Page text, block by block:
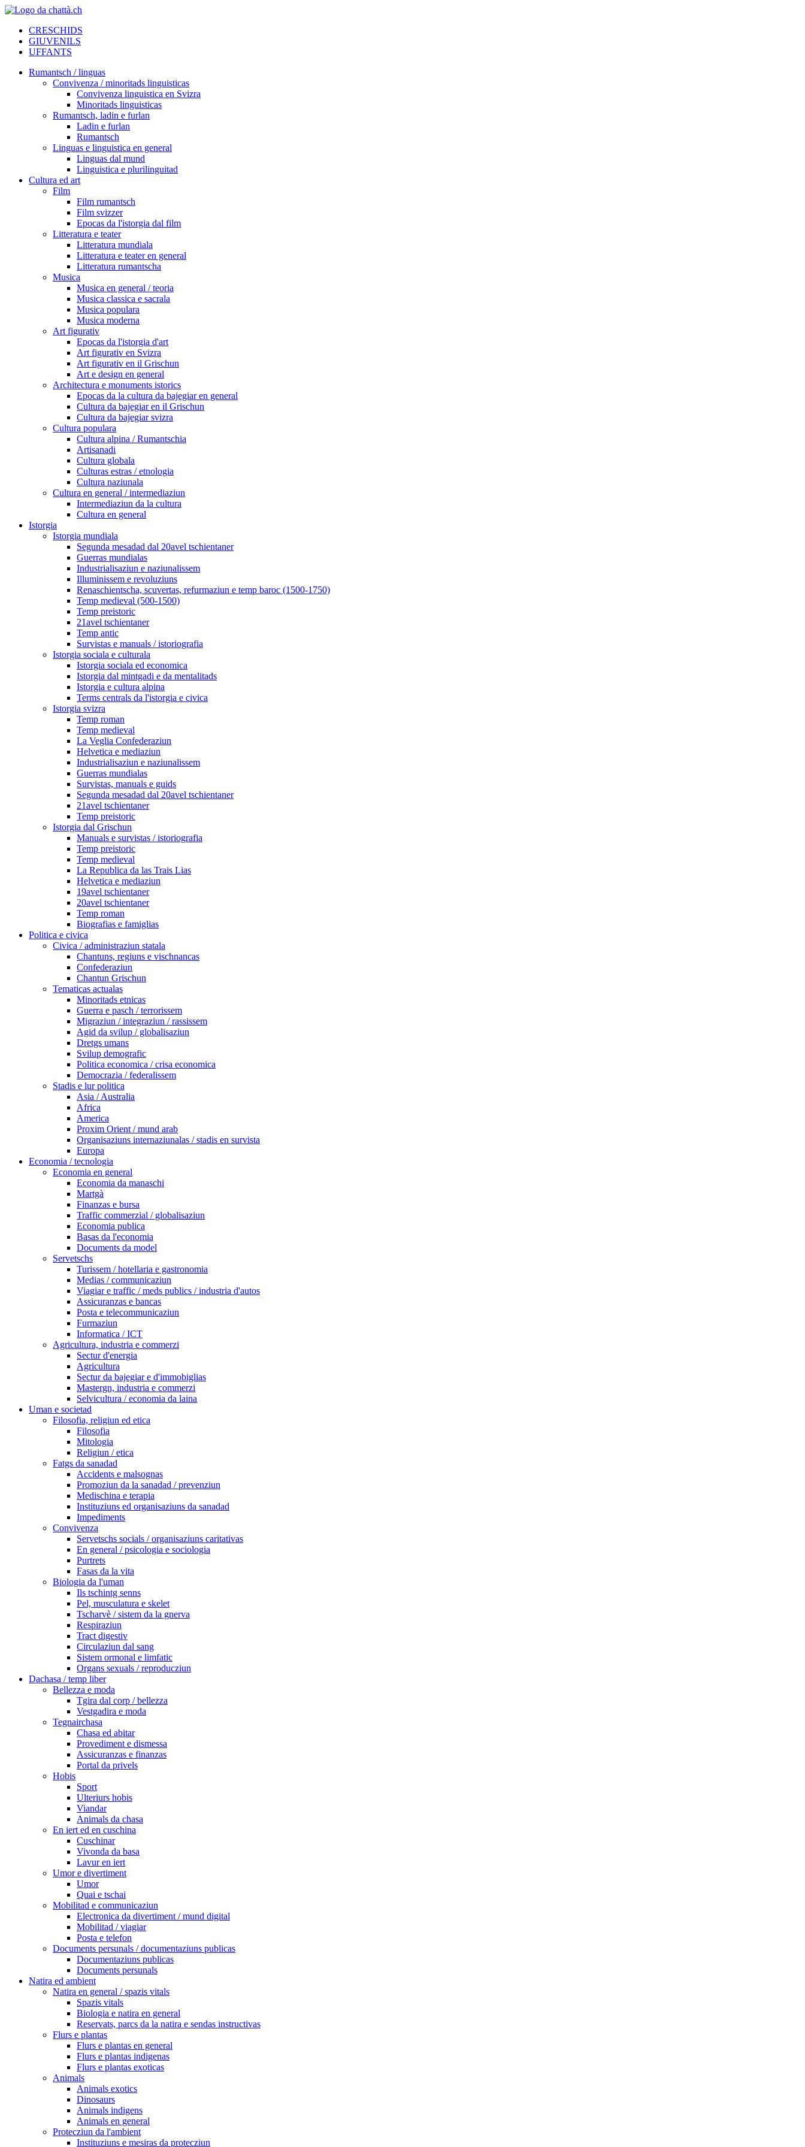
CRESCHIDS
GIUVENILS
UFFANTS
Rumantsch / linguas
Convivenza / minoritads linguisticas
Convivenza linguistica en Svizra
Minoritads linguisticas
Rumantsch, ladin e furlan
Ladin e furlan
Rumantsch
Linguas e linguistica en general
Linguas dal mund
Linguistica e plurilinguitad
Cultura ed art
Film
Film rumantsch
Film svizzer
Epocas da l'istorgia dal film
Litteratura e teater
Litteratura mundiala
Litteratura e teater en general
Litteratura rumantscha
Musica
Musica en general / teoria
Musica classica e sacrala
Musica populara
Musica moderna
Art figurativ
Epocas da l'istorgia d'art
Art figurativ en Svizra
Art figurativ en il Grischun
Art e design en general
Architectura e monuments istorics
Epocas da la cultura da bajegiar en general
Cultura da bajegiar en il Grischun
Cultura da bajegiar svizra
Cultura populara
Cultura alpina / Rumantschia
Artisanadi
Cultura globala
Culturas estras / etnologia
Cultura naziunala
Cultura en general / intermediaziun
Intermediaziun da la cultura
Cultura en general
Istorgia
Istorgia mundiala
Segunda mesadad dal 20avel tschientaner
Guerras mundialas
Industrialisaziun e naziunalissem
Illuminissem e revoluziuns
Renaschientscha, scuvertas, refurmaziun e temp baroc (1500-1750)
Temp medieval (500-1500)
Temp preistoric
21avel tschientaner
Temp antic
Survistas e manuals / istoriografia
Istorgia sociala e culturala
Istorgia sociala ed economica
Istorgia dal mintgadi e da mentalitads
Istorgia e cultura alpina
Terms centrals da l'istorgia e civica
Istorgia svizra
Temp roman
Temp medieval
La Veglia Confederaziun
Helvetica e mediaziun
Industrialisaziun e naziunalissem
Guerras mundialas
Survistas, manuals e guids
Segunda mesadad dal 20avel tschientaner
21avel tschientaner
Temp preistoric
Istorgia dal Grischun
Manuals e survistas / istoriografia
Temp preistoric
Temp medieval
La Republica da las Trais Lias
Helvetica e mediaziun
19avel tschientaner
20avel tschientaner
Temp roman
Biografias e famiglias
Politica e civica
Civica / administraziun statala
Chantuns, regiuns e vischnancas
Confederaziun
Chantun Grischun
Tematicas actualas
Minoritads etnicas
Guerra e pasch / terrorissem
Migraziun / integraziun / rassissem
Agid da svilup / globalisaziun
Dretgs umans
Svilup demografic
Politica economica / crisa economica
Democrazia / federalissem
Stadis e lur politica
Asia / Australia
Africa
America
Proxim Orient / mund arab
Organisaziuns internaziunalas / stadis en survista
Europa
Economia / tecnologia
Economia en general
Economia da manaschi
Martgà
Finanzas e bursa
Traffic commerzial / globalisaziun
Economia publica
Basas da l'economia
Documents da model
Servetschs
Turissem / hotellaria e gastronomia
Medias / communicaziun
Viagiar e traffic / meds publics / industria d'autos
Assicuranzas e bancas
Posta e telecommunicaziun
Furmaziun
Informatica / ICT
Agricultura, industria e commerzi
Sectur d'energia
Agricultura
Sectur da bajegiar e d'immobiglias
Mastergn, industria e commerzi
Selvicultura / economia da laina
Uman e societad
Filosofia, religiun ed etica
Filosofia
Mitologia
Religiun / etica
Fatgs da sanadad
Accidents e malsognas
Promoziun da la sanadad / prevenziun
Medischina e terapia
Instituziuns ed organisaziuns da sanadad
Impediments
Convivenza
Servetschs socials / organisaziuns caritativas
En general / psicologia e sociologia
Purtrets
Fasas da la vita
Biologia da l'uman
Ils tschintg senns
Pel, musculatura e skelet
Tscharvè / sistem da la gnerva
Respiraziun
Tract digestiv
Circulaziun dal sang
Sistem ormonal e limfatic
Organs sexuals / reproducziun
Dachasa / temp liber
Bellezza e moda
Tgira dal corp / bellezza
Vestgadira e moda
Tegnairchasa
Chasa ed abitar
Provediment e dismessa
Assicuranzas e finanzas
Portal da privels
Hobis
Sport
Ulteriurs hobis
Viandar
Animals da chasa
En iert ed en cuschina
Cuschinar
Vivonda da basa
Lavur en iert
Umor e divertiment
Umor
Quai e tschai
Mobilitad e communicaziun
Electronica da divertiment / mund digital
Mobilitad / viagiar
Posta e telefon
Documents persunals / documentaziuns publicas
Documentaziuns publicas
Documents persunals
Natira ed ambient
Natira en general / spazis vitals
Spazis vitals
Biologia e natira en general
Reservats, parcs da la natira e sendas instructivas
Flurs e plantas
Flurs e plantas en general
Flurs e plantas indigenas
Flurs e plantas exoticas
Animals
Animals exotics
Dinosaurs
Animals indigens
Animals en general
Protecziun da l'ambient
Instituziuns e mesiras da protecziun